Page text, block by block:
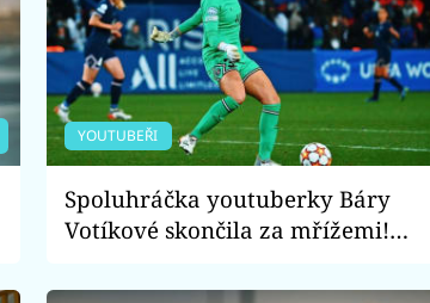
YOUTUBEŘI
Spoluhráčka youtuberky Báry
Votíkové skončila za mřížemi!
její rivalku